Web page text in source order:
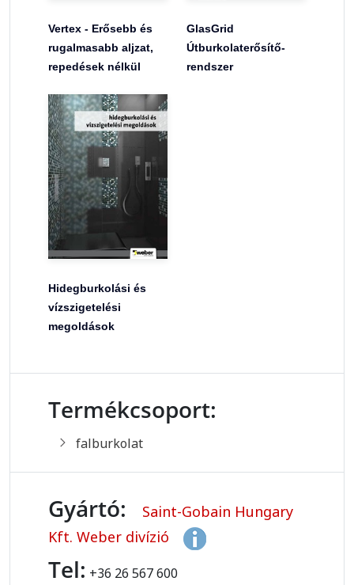
Vertex - Erősebb és
rugalmasabb aljzat,
repedések nélkül
GlasGrid
Útburkolaterősítő-
rendszer
Hidegburkolási és
vízszigetelési
megoldások
Termékcsoport:
falburkolat
Gyártó:
Saint-Gobain Hungary
Kft. Weber divízió
Tel: +36 26 567 600